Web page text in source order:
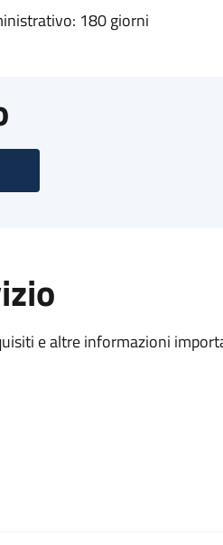
180 giorni
e altre informazioni